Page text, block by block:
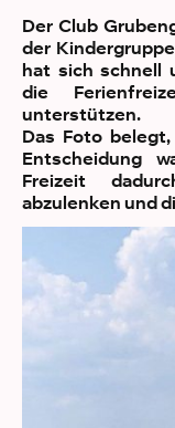
Der Club
der
hat sich schnell
die
unterstützen.
Das Foto
Entscheidung
Freizeit
abzulenken und